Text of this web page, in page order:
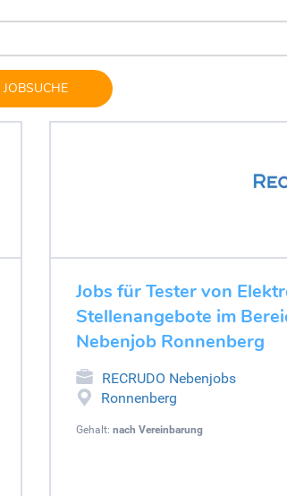
JOBSUCHE
Jobs für Tester von
Stellenangebote im
Nebenjob Ronnenberg
RECRUDO Nebenjobs
Ronnenberg
Gehalt: nach Vereinbarung